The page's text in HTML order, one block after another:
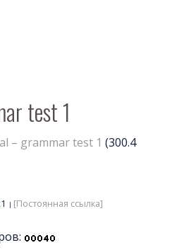
test 1
– grammar test 1 (300.4
[Постоянная ссылка]